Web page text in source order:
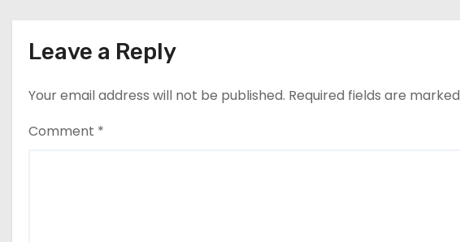
a
t
i
Leave a Reply
Your email address will not be published. Required fields are marked
Comment *